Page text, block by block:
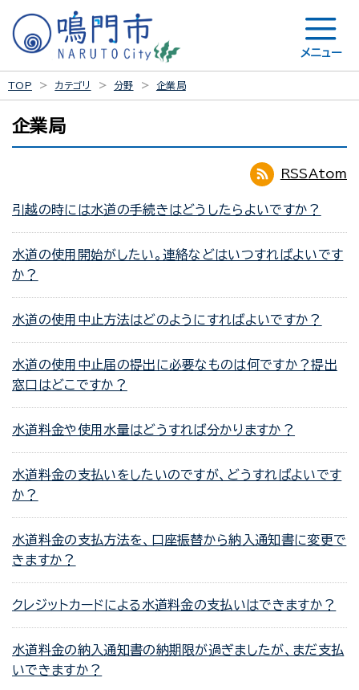
メニュー
TOP カテゴリ 分野 企業局
企業局
RSSAtom
引越の時には水道の手続きはどうしたらよいですか？
水道の使用開始がしたい。連絡などはいつすればよいです
か？
水道の使用中止方法はどのようにすればよいですか？
水道の使用中止届の提出に必要なものは何ですか？提出
窓口はどこですか？
水道料金や使用水量はどうすれば分かりますか？
水道料金の支払いをしたいのですが、どうすればよいです
か？
水道料金の支払方法を、口座振替から納入通知書に変更で
きますか？
クレジットカードによる水道料金の支払いはできますか？
水道料金の納入通知書の納期限が過ぎましたが、まだ支払
いできますか？